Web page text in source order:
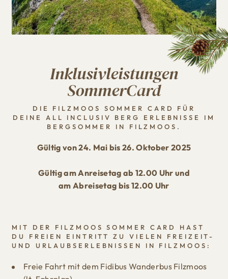
Inklusivleistungen
SommerCard
DIE FILZMOOS SOMMER CARD FÜR
DEINE ALL INCLUSIV BERG ERLEBNISSE IM
BERGSOMMER IN FILZMOOS.
Gültig von 24. Mai bis 26. Oktober 2025
Gültig am Anreisetag ab 12.00 Uhr und
am Abreisetag bis 12.00 Uhr
MIT DER FILZMOOS SOMMER CARD HAST
DU FREIEN EINTRITT ZU VIELEN FREIZEIT-
UND URLAUBSERLEBNISSEN IN FILZMOOS:
Freie Fahrt mit dem Fidibus Wanderbus Filzmoos